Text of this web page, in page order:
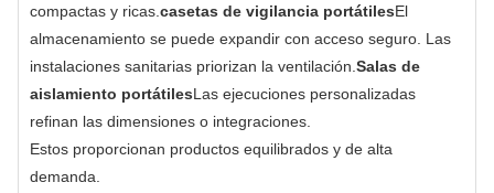
compactas y ricas. casetas de vigilancia portátilesEl
almacenamiento se puede expandir con acceso seguro. Las
instalaciones sanitarias priorizan la ventilación. Salas de
aislamiento portátilesLas ejecuciones personalizadas
refinan las dimensiones o integraciones.
Estos proporcionan productos equilibrados y de alta
demanda.